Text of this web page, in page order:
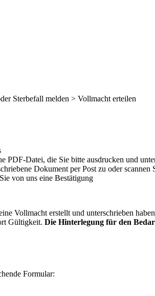
Sterbefall melden > Vollmacht erteilen
PDF-Datei, die Sie bitte ausdrucken und
Dokument per Post zu oder
von uns eine Bestätigung
Vollmacht erstellt und unterschrieben
Gültigkeit. Die Hinterlegung für den
Formular: